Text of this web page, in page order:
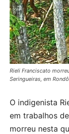
Rieli Franciscato
Seringueiras, em
O indigenista
em trabalhos
morreu nesta